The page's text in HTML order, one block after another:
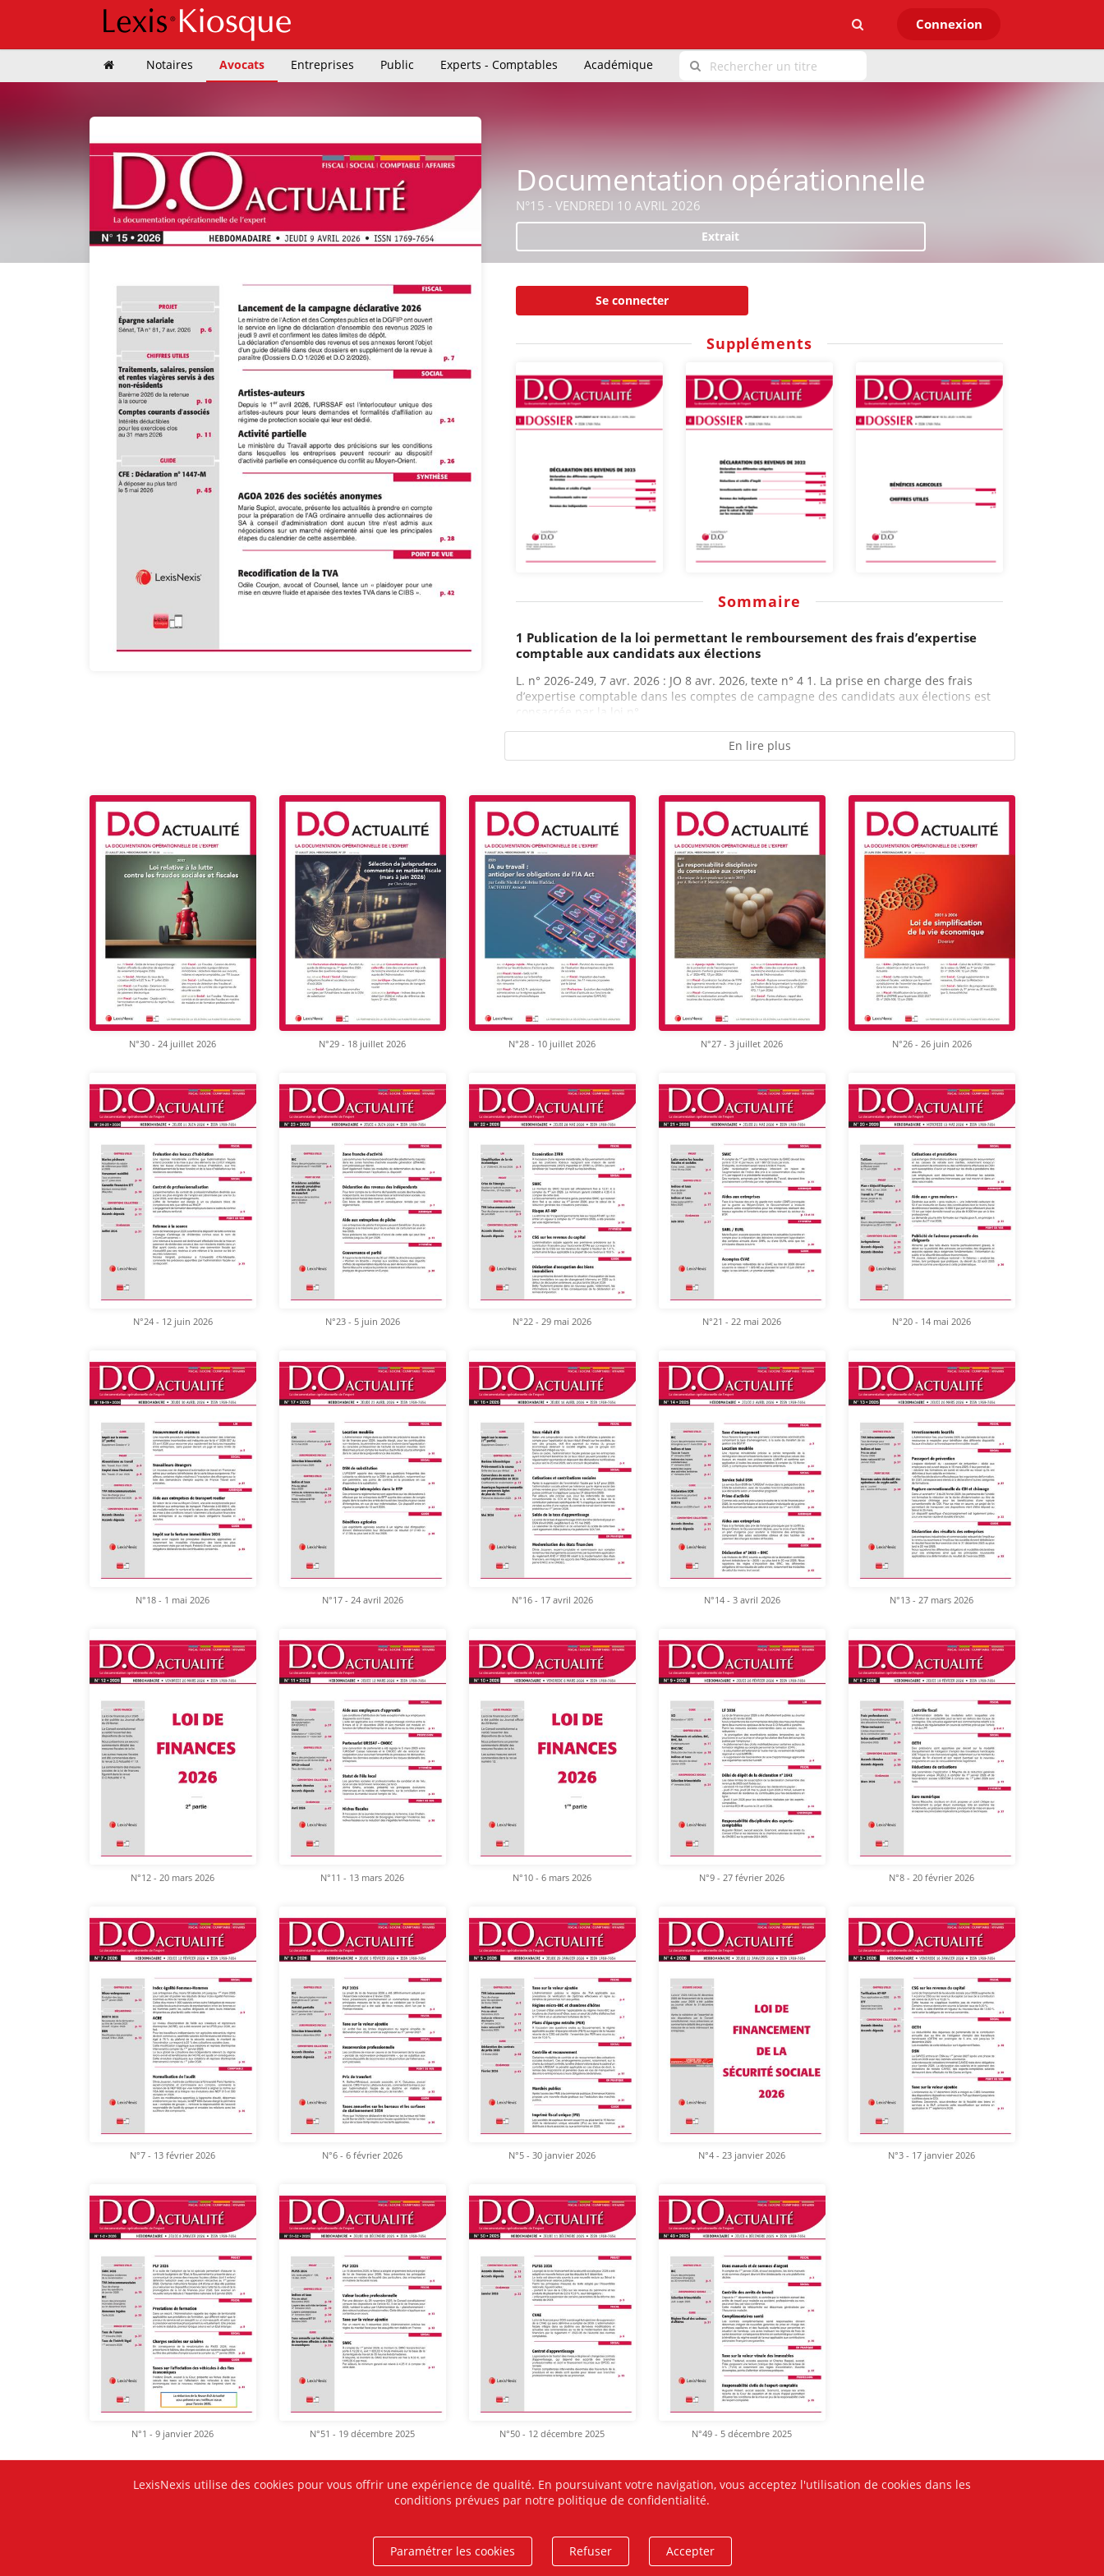
Connexion
Notaires Avocats Entreprises Public Experts - Comptables Académique
Documentation opérationnelle
N°15 - VENDREDI 10 AVRIL 2026
Extrait
Se connecter
Suppléments
Sommaire
1 Publication de la loi permettant le remboursement des frais d’expertise
comptable aux candidats aux élections
L. n° 2026-249, 7 avr. 2026 : JO 8 avr. 2026, texte n° 4 1. La prise en charge des frais
d’expertise comptable dans les comptes de campagne des candidats aux élections est
consacrée par la loi n°...
En lire plus
N°30 - 24 juillet 2026 N°29 - 18 juillet 2026 N°28 - 10 juillet 2026 N°27 - 3 juillet 2026 N°26 - 26 juin 2026
N°24 - 12 juin 2026 N°23 - 5 juin 2026 N°22 - 29 mai 2026 N°21 - 22 mai 2026 N°20 - 14 mai 2026
N°18 - 1 mai 2026 N°17 - 24 avril 2026 N°16 - 17 avril 2026 N°14 - 3 avril 2026 N°13 - 27 mars 2026
N°12 - 20 mars 2026 N°11 - 13 mars 2026 N°10 - 6 mars 2026 N°9 - 27 février 2026 N°8 - 20 février 2026
N°7 - 13 février 2026 N°6 - 6 février 2026 N°5 - 30 janvier 2026 N°4 - 23 janvier 2026 N°3 - 17 janvier 2026
N°1 - 9 janvier 2026 N°51 - 19 décembre 2025 N°50 - 12 décembre 2025 N°49 - 5 décembre 2025
LexisNexis utilise des cookies pour vous offrir une expérience de qualité. En poursuivant votre navigation, vous acceptez l'utilisation de cookies dans les
conditions prévues par notre politique de confidentialité.
Paramétrer les cookies Refuser Accepter